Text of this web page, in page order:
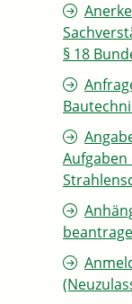
§ 18
Aufgaben